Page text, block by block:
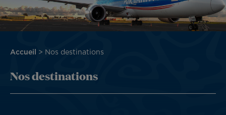
principal
Fil
Accueil Nos destinations
Nos destinations